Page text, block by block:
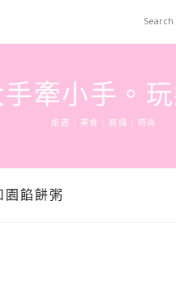
手牽小手。
旅遊 | 美食 | 商攝 | 時尚
園餡餅粥